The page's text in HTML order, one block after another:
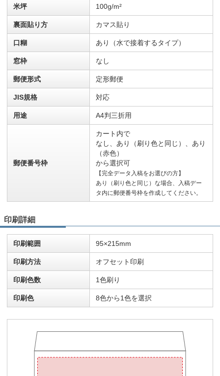
米坪 100g/m²
裏面貼り方 カマス貼り
口糊 あり（水で接着するタイプ）
窓枠 なし
郵便形式 定形郵便
JIS規格 対応
用途 A4判三折用
郵便番号枠
カート内で
なし、あり（刷り色と同じ）、あり
（赤色）
から選択可
【完全データ入稿をお選びの方】
あり（刷り色と同じ）な場合、入稿デー
タ内に郵便番号枠を作成してください。
印刷詳細
印刷範囲 95×215mm
印刷方法 オフセット印刷
印刷色数 1色刷り
印刷色 8色から1色を選択